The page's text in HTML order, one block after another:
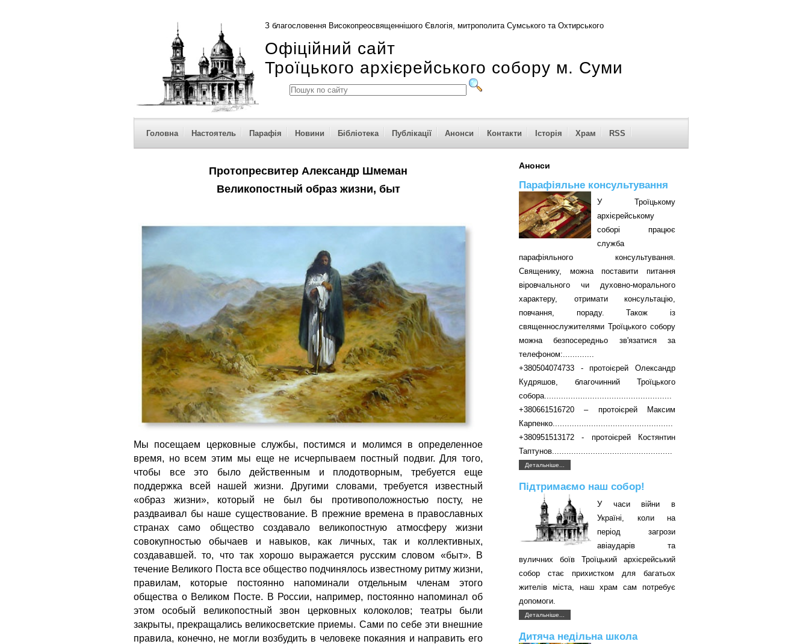
З благословення Високопреосвященнішого Євлогія, митрополита Сумського та Охтирського
Офіційний сайт
Троїцького архієрейського собору м. Суми
Головна Настоятель Парафія Новини Бібліотека Публікації Анонси Контакти Історія Храм RSS
Протопресвитер Александр Шмеман
Великопостный образ жизни, быт
Мы посещаем церковные службы, постимся и молимся в определенное
время, но всем этим мы еще не исчерпываем постный подвиг. Для того,
чтобы все это было действенным и плодотворным, требуется еще
поддержка всей нашей жизни. Другими словами, требуется известный
«образ жизни», который не был бы противоположностью посту, не
раздваивал бы наше существование. В прежние времена в православных
странах само общество создавало великопостную атмосферу жизни
совокупностью обычаев и навыков, как личных, так и коллективных,
создававшей. то, что так хорошо выражается русским словом «быт». В
течение Великого Поста все общество подчинялось известному ритму жизни,
правилам, которые постоянно напоминали отдельным членам этого
общества о Великом Посте. В России, например, постоянно напоминал об
этом особый великопостный звон церковных колоколов; театры были
закрыты, прекращались великосветские приемы. Сами по себе эти внешние
правила, конечно, не могли возбудить в человеке покаяния и направить его
Анонси
Парафіяльне консультування
У Троїцькому
архієрейському
соборі працює
служба
парафіяльного консультування.
Священику, можна поставити питання
віровчального чи духовно-морального
характеру, отримати консультацію,
повчання, пораду. Також із
священнослужителями Троїцького собору
можна безпосередньо зв'язатися за
телефоном:.............
+380504074733 - протоієрей Олександр
Кудряшов, благочинний Троїцького
собора.....................................................
+380661516720 – протоієрей Максим
Карпенко..................................................
+380951513172 - протоієрей Костянтин
Таптунов..................................................
Детальніше...
Підтримаємо наш собор!
У часи війни в
Україні, коли на
період загрози
авіаударів та
вуличних боїв Троїцький архієрейський
собор стає прихистком для багатьох
жителів міста, наш храм сам потребує
допомоги.
Детальніше...
Дитяча недільна школа